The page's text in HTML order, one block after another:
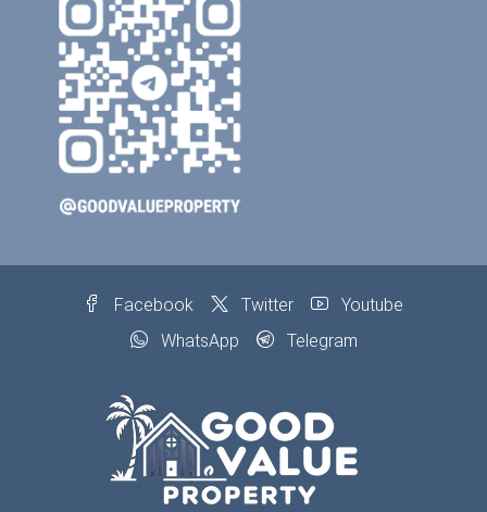
Facebook Twitter
Youtube
WhatsApp
Telegram